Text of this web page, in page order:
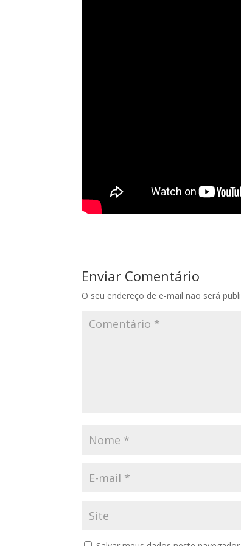
Enviar Comentário
O seu endereço de e-mail não será